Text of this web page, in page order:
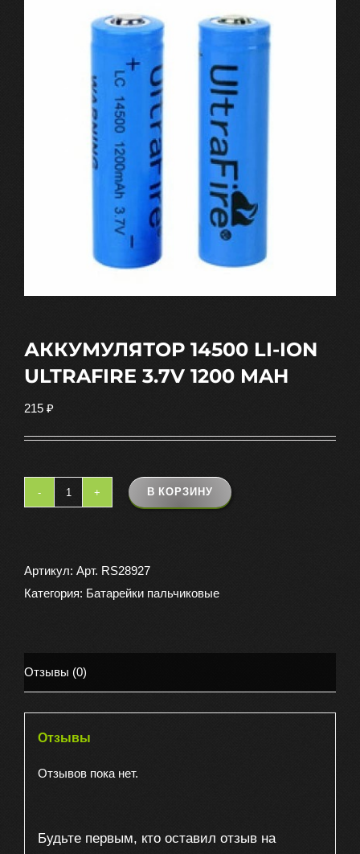
АККУМУЛЯТОР 14500 LI-ION
ULTRAFIRE 3.7V 1200 MAH
215 ₽
Количество
14500
LI-
1200
В КОРЗИНУ
Артикул: Арт. RS28927
Категория: Батарейки пальчиковые
Отзывы (0)
Отзывы
Отзывов пока нет.
Будьте первым, кто оставил отзыв на